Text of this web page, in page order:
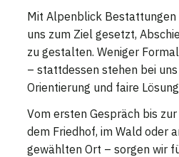
Mit Alpenblick Bestattungen
uns zum Ziel gesetzt,
zu gestalten. Weniger
– stattdessen stehen bei
Orientierung und faire
Vom ersten Gespräch bis
dem Friedhof, im Wald oder
gewählten Ort – sorgen wir